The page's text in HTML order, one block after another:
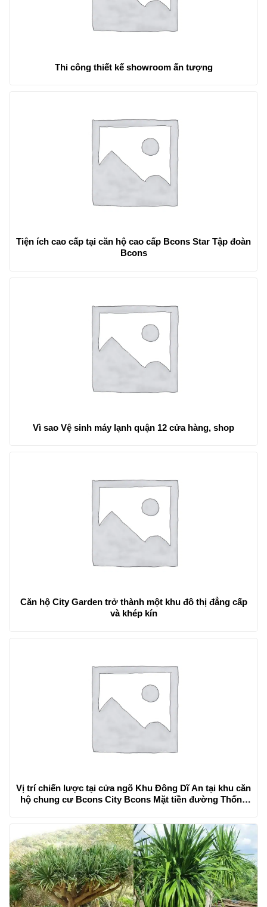
Thi công thiết kế showroom ấn tượng
Tiện ích cao cấp tại căn hộ cao cấp Bcons Star Tập đoàn
Bcons
Vì sao Vệ sinh máy lạnh quận 12 cửa hàng, shop
Căn hộ City Garden trở thành một khu đô thị đẳng cấp
và khép kín
Vị trí chiến lược tại cửa ngõ Khu Đông Dĩ An tại khu căn
hộ chung cư Bcons City Bcons Mặt tiền đường Thống